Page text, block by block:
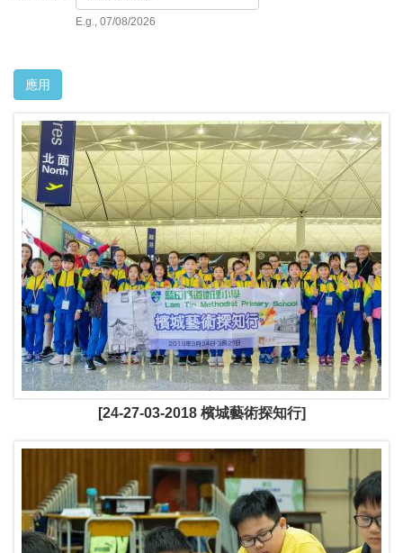
a
tE.g., 07/08/2026
應用
[24-27-03-2018 檳城藝術探知行]